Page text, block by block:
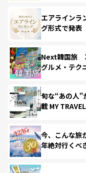
エアライン
グ形式で発表
Next韓国旅
グルメ・テク
旬な“あの人”
載 MY
今、こんな旅
年絶対行くべ